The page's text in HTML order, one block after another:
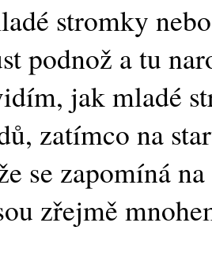
stromky
podnož a tu
jak mladé
zatímco na
se zapomíná
zřejmě